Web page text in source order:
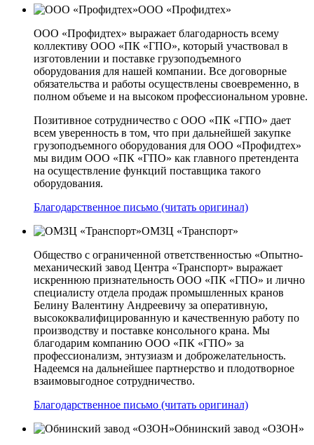
ООО «Профидтех»
ООО «Профидтех» выражает благодарность всему
коллективу ООО «ПК «ГПО», который участвовал в
изготовлении и поставке грузоподъемного
оборудования для нашей компании. Все договорные
обязательства и работы осуществлены своевременно, в
полном объеме и на высоком профессиональном уровне.
Позитивное сотрудничество с ООО «ПК «ГПО» дает
всем уверенность в том, что при дальнейшей закупке
грузоподъемного оборудования для ООО «Профидтех»
мы видим ООО «ПК «ГПО» как главного претендента
на осуществление функций поставщика такого
оборудования.
Благодарственное письмо (читать оригинал)
ОМЗЦ «Транспорт»
Общество с ограниченной ответственностью «Опытно-
механический завод Центра «Транспорт» выражает
искреннюю признательность ООО «ПК «ГПО» и лично
специалисту отдела продаж промышленных кранов
Белину Валентину Андреевичу за оперативную,
высококвалифицированную и качественную работу по
производству и поставке консольного крана. Мы
благодарим компанию ООО «ПК «ГПО» за
профессионализм, энтузиазм и доброжелательность.
Надеемся на дальнейшее партнерство и плодотворное
взаимовыгодное сотрудничество.
Благодарственное письмо (читать оригинал)
Обнинский завод «ОЗОН»